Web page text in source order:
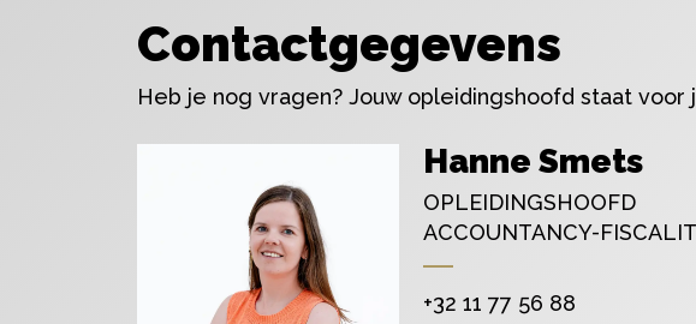
Contactgegevens
Heb je nog vragen? Jouw opleidingshoofd staat voor
Hanne Smets
OPLEIDINGSHOOFD
ACCOUNTANCY-
+32 11 77 56 88